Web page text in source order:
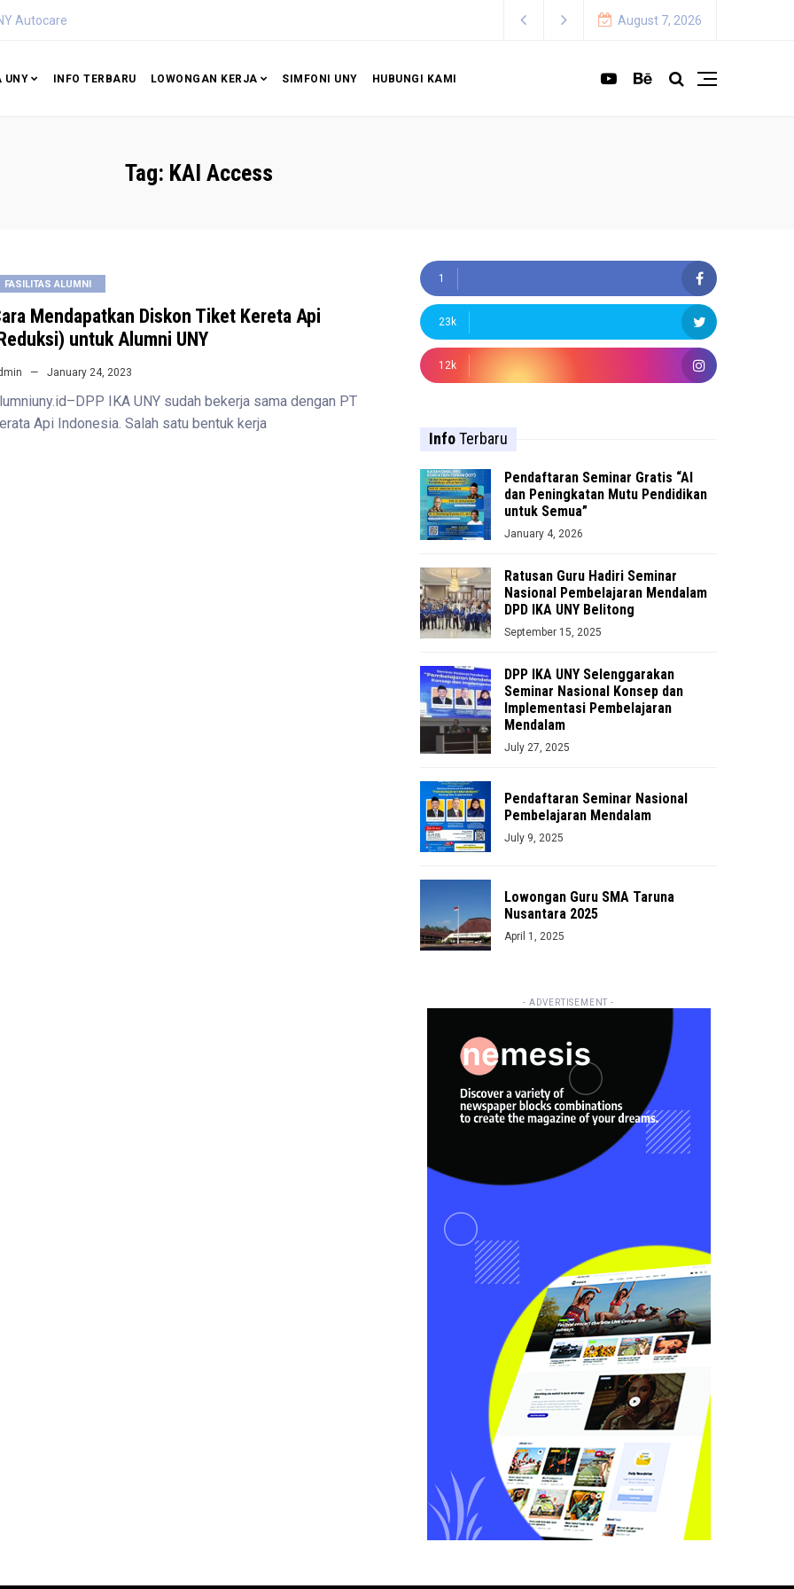
Autocare August 7, 2026
UNY INFO TERBARU LOWONGAN KERJA SIMFONI UNY HUBUNGI KAMI
Tag: KAI Access
FASILITAS ALUMNI
Mendapatkan Diskon Tiket Kereta Api
untuk Alumni UNY
January 24, 2023
IKA UNY sudah bekerja sama dengan PT
Api Indonesia. Salah satu bentuk kerja
1
23k
12k
InfoTerbaru
Pendaftaran Seminar Gratis “AI
dan Peningkatan Mutu Pendidikan
untuk Semua”
January 4, 2026
Ratusan Guru Hadiri Seminar
Nasional Pembelajaran Mendalam
DPD IKA UNY Belitong
September 15, 2025
DPP IKA UNY Selenggarakan
Seminar Nasional Konsep dan
Implementasi Pembelajaran
Mendalam
July 27, 2025
Pendaftaran Seminar Nasional
Pembelajaran Mendalam
July 9, 2025
Lowongan Guru SMA Taruna
Nusantara 2025
April 1, 2025
- ADVERTISEMENT -